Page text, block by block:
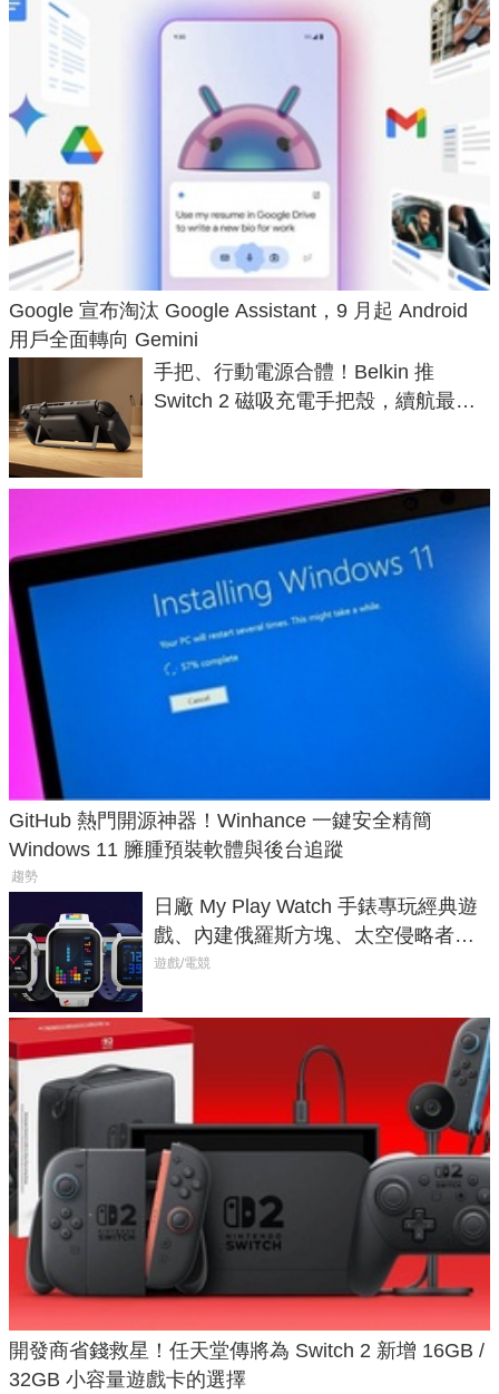
Google 宣布淘汰 Google Assistant，9 月起 Android
用戶全面轉向 Gemini
手把、行動電源合體！Belkin 推
Switch 2 磁吸充電手把殼，續航最高
GitHub 熱門開源神器！Winhance 一鍵安全精簡
Windows 11 臃腫預裝軟體與後台追蹤
趨勢
日廠 My Play Watch 手錶專玩經典遊
戲、內建俄羅斯方塊、太空侵略者，
不過竟然不能連手機？
遊戲/電競
開發商省錢救星！任天堂傳將為 Switch 2 新增 16GB /
32GB 小容量遊戲卡的選擇